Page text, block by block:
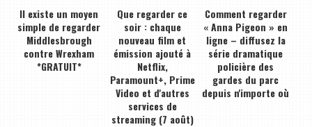
Il existe un moyen
simple de regarder
Middlesbrough
contre Wrexham
*GRATUIT*
Que regarder ce
soir : chaque
nouveau film et
émission ajouté à
Netflix,
Paramount+, Prime
Video et d'autres
services de
streaming (7 août)
Comment regarder
« Anna Pigeon » en
ligne – diffusez la
série dramatique
policière des
gardes du parc
depuis n'importe où